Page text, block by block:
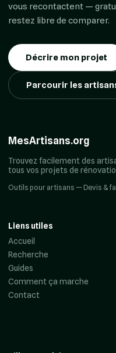
vous recontactent —
restez libre de comparer.
Décrire mon projet
Parcourir les
MesArtisans.org
Trouvez facilement des
tous vos projets de
Outils pour artisans — Devis &
Liens utiles
Accueil
Recherche
Guides
Comment ça marche
Contact